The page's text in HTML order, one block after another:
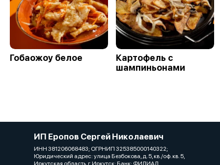
Гобаожоу белое
Картофель с
шампиньонами
ИП Еропов Сергей Николаевич
ИНН 381206068483; ОГРНИП 325385000140322;
Юридический адрес: улица Безбокова, д. 5, кв./оф. кв. 5,
Иркутская область, г. Иркутск; Банк: ФИЛИАЛ